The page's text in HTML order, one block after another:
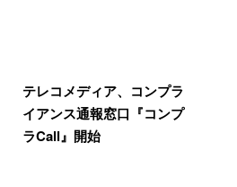
テレコメディア、コンプラ
イアンス通報窓口『コンプ
ラCall』開始